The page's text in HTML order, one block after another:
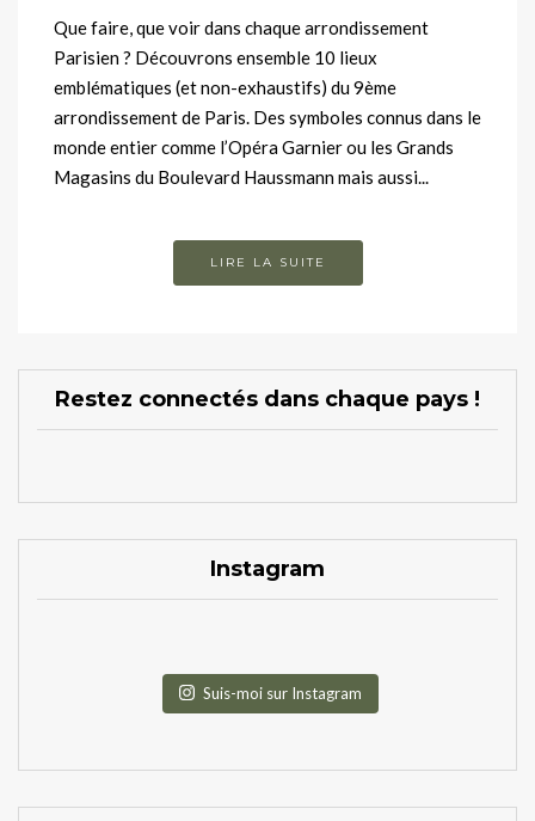
Que faire, que voir dans chaque arrondissement
Parisien ? Découvrons ensemble 10 lieux
emblématiques (et non-exhaustifs) du 9ème
arrondissement de Paris. Des symboles connus dans le
monde entier comme l’Opéra Garnier ou les Grands
Magasins du Boulevard Haussmann mais aussi...
LIRE LA SUITE
Restez connectés dans chaque pays !
Instagram
Suis-moi sur Instagram